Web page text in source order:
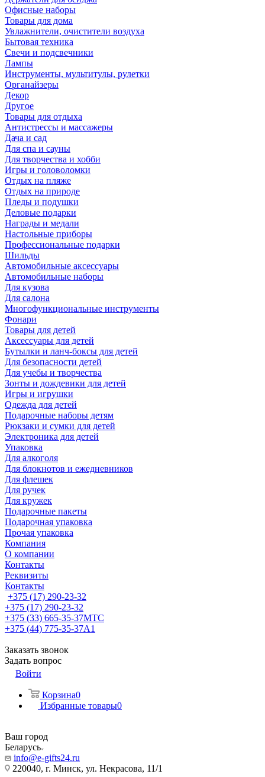
Офисные наборы
Товары для дома
Увлажнители, очистители воздуха
Бытовая техника
Свечи и подсвечники
Лампы
Инструменты, мультитулы, рулетки
Органайзеры
Декор
Другое
Товары для отдыха
Антистрессы и массажеры
Дача и сад
Для спа и сауны
Для творчества и хобби
Игры и головоломки
Отдых на пляже
Отдых на природе
Пледы и подушки
Деловые подарки
Награды и медали
Настольные приборы
Профессиональные подарки
Шильды
Автомобильные аксессуары
Автомобильные наборы
Для кузова
Для салона
Многофункциональные инструменты
Фонари
Товары для детей
Аксессуары для детей
Бутылки и ланч-боксы для детей
Для безопасности детей
Для учебы и творчества
Зонты и дождевики для детей
Игры и игрушки
Одежда для детей
Подарочные наборы детям
Рюкзаки и сумки для детей
Электроника для детей
Упаковка
Для алкоголя
Для блокнотов и ежедневников
Для флешек
Для ручек
Для кружек
Подарочные пакеты
Подарочная упаковка
Прочая упаковка
Компания
О компании
Контакты
Реквизиты
Контакты
+375 (17) 290-23-32
+375 (17) 290-23-32
+375 (33) 665-35-37МТС
+375 (44) 775-35-37А1
Заказать звонок
Задать вопрос
Войти
Корзина0
Избранные товары0
Ваш город
Беларусь
info@e-gifts24.ru
220040, г. Минск, ул. Некрасова, 11/1